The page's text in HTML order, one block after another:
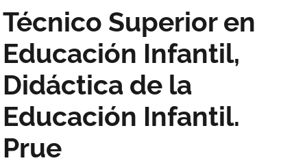
Técnico Superior en
Educación Infantil,
Didáctica de la
Educación Infantil.
Prue